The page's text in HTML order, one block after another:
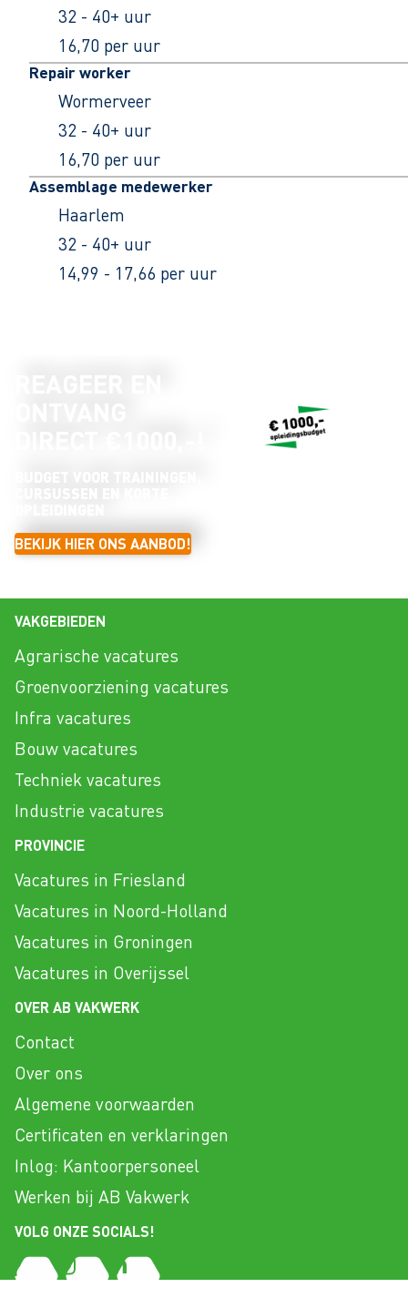
32 - 40+ uur
16,70 per uur
Repair worker
Wormerveer
32 - 40+ uur
16,70 per uur
Assemblage medewerker
Haarlem
32 - 40+ uur
14,99 - 17,66 per uur
BEKIJK HIER ONS AANBOD!
VAKGEBIEDEN
Agrarische vacatures
Groenvoorziening vacatures
Infra vacatures
Bouw vacatures
Techniek vacatures
Industrie vacatures
PROVINCIE
Vacatures in Friesland
Vacatures in Noord-Holland
Vacatures in Groningen
Vacatures in Overijssel
OVER AB VAKWERK
Contact
Over ons
Algemene voorwaarden
Certificaten en verklaringen
Inlog: Kantoorpersoneel
Werken bij AB Vakwerk
VOLG ONZE SOCIALS!